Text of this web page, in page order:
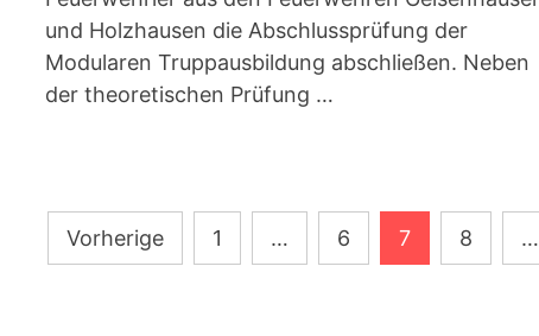
und Holzhausen die Abschlussprüfung der
Modularen Truppausbildung abschließen. Neben
der theoretischen Prüfung …
Seitennummerierung
der
Vorherige 1 … 6 7 8 …